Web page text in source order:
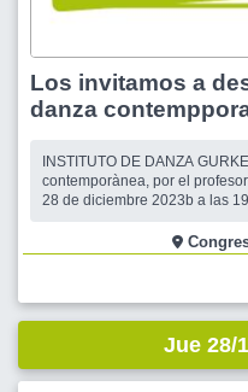
Los invitamos a despedir el
danza contempporana. Clase
INSTITUTO DE DANZA GURKEL LEDRER Cñase abierta de danza
contemporànea, por el profesor Maestro Aldo von Landesen Jueves
28 de diciembre 2023b a las 19hs Pasteur 170 . caba. Elemento yy
valor de la clase elementos no
be
Jue 28/